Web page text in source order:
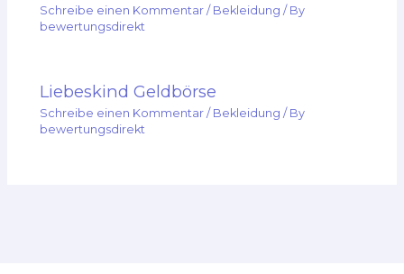
Schreibe einen Kommentar / Bekleidung / By
bewertungsdirekt
Liebeskind Geldbörse
Schreibe einen Kommentar / Bekleidung / By
bewertungsdirekt